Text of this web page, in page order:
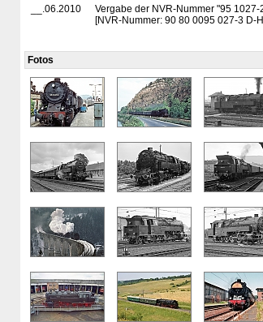
__.06.2010
Vergabe der NVR-Nummer "95 1027-
[NVR-Nummer: 90 80 0095 027-3 D-
Fotos